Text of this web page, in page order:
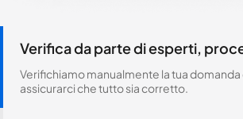
Verifica da parte di esperti,
Verifichiamo manualmente la tua
assicurarci che tutto sia corretto.